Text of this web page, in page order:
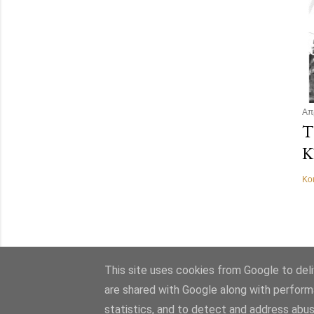
This site uses cookies from Google to
are shared with Google along with
statistics, and to detect and address